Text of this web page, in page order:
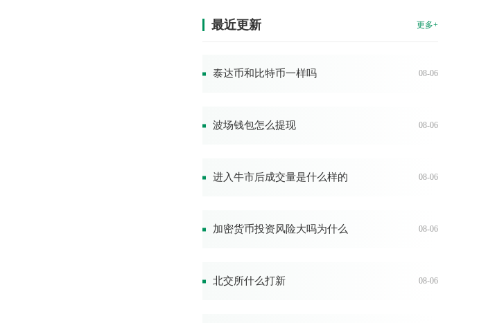
最近更新 更多+
泰达币和比特币一样吗 08-06
波场钱包怎么提现 08-06
进入牛市后成交量是什么样的 08-06
加密货币投资风险大吗为什么 08-06
北交所什么打新 08-06